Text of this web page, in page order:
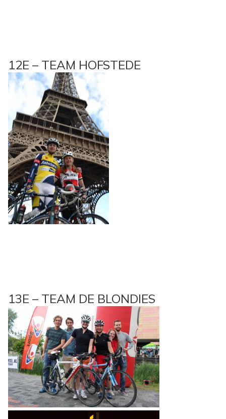
12E – TEAM HOFSTEDE
13E – TEAM DE BLONDIES